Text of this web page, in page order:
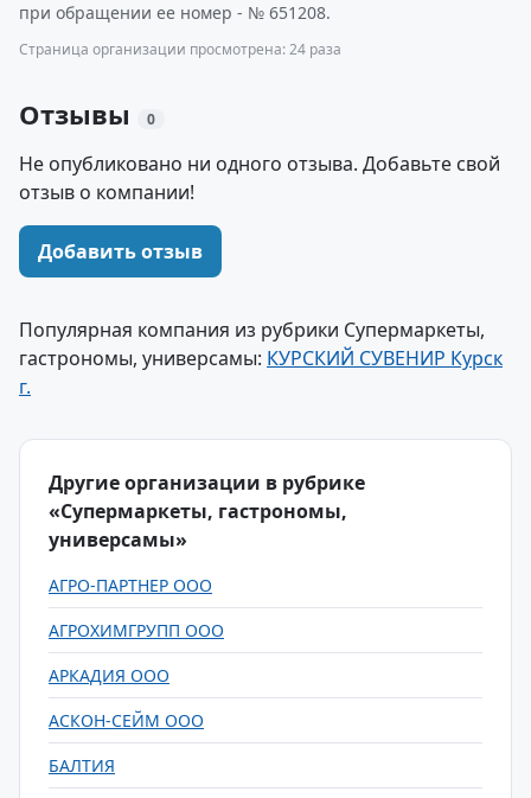
при обращении ее номер - № 651208.
Страница организации просмотрена: 24 раза
Отзывы 0
Не опубликовано ни одного отзыва. Добавьте свой
отзыв о компании!
Добавить отзыв
Популярная компания из рубрики Супермаркеты,
гастрономы, универсамы: КУРСКИЙ СУВЕНИР Курск
г.
Другие организации в рубрике
«Супермаркеты, гастрономы,
универсамы»
АГРО-ПАРТНЕР ООО
АГРОХИМГРУПП ООО
АРКАДИЯ ООО
АСКОН-СЕЙМ ООО
БАЛТИЯ